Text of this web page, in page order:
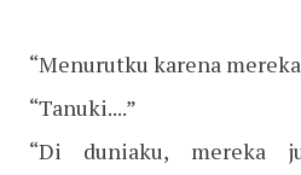
“Menurutku karena
“Tanuki....”
“Di duniaku, mereka